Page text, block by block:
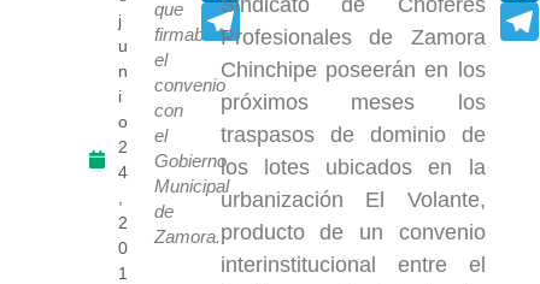
j
u
n
i
o
2
4
2
0
1
que
firmaba
el
convenio
con
el
Gobierno
Municipal
de
Zamora.
Telegram
Sindicato de Choferes
Profesionales de Zamora
Chinchipe poseerán en los
próximos meses los
traspasos de dominio de
los lotes ubicados en la
urbanización El Volante,
producto de un convenio
interinstitucional entre el